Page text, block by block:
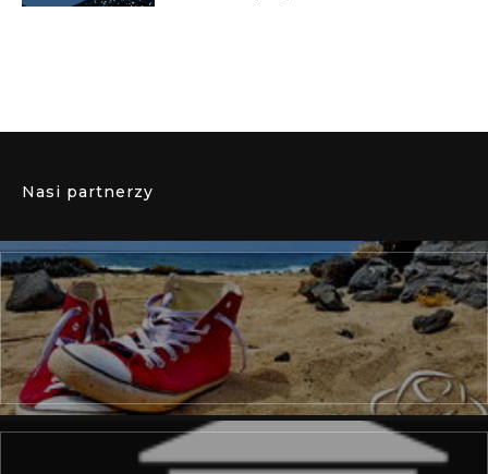
Nasi partnerzy